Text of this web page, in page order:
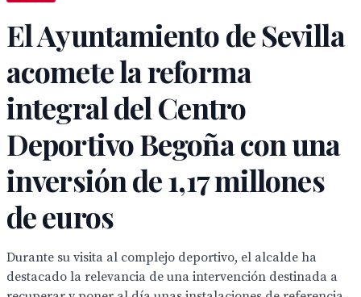
El Ayuntamiento de Sevilla
acomete la reforma
integral del Centro
Deportivo Begoña con una
inversión de 1,17 millones
de euros
Durante su visita al complejo deportivo, el alcalde ha
destacado la relevancia de una intervención destinada a